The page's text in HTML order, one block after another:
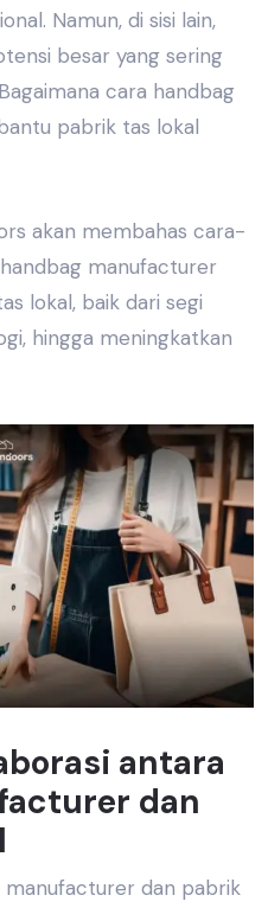
Namun, di sisi lain,
besar yang sering
cara handbag
pabrik tas lokal
akan membahas cara-
handbag manufacturer
lokal, baik dari segi
hingga meningkatkan
antara
dan
manufacturer dan pabrik